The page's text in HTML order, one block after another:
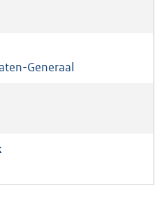
Generaal